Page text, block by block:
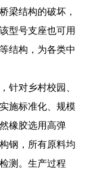
梁结构的破坏，
型号支座也可用
结构，为各类中
针对乡村校园、
施标准化、规模
橡胶选用高弹
钢，所有原料均
测。生产过程